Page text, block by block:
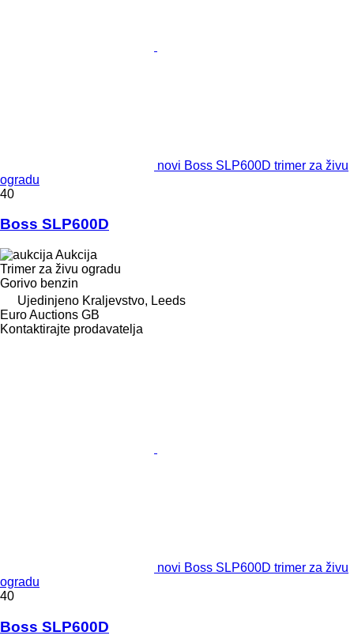
novi Boss SLP600D trimer za živu
ogradu
40
Boss SLP600D
Aukcija
Trimer za živu ogradu
Gorivo benzin
Ujedinjeno Kraljevstvo, Leeds
Euro Auctions GB
Kontaktirajte prodavatelja
novi Boss SLP600D trimer za živu
ogradu
40
Boss SLP600D